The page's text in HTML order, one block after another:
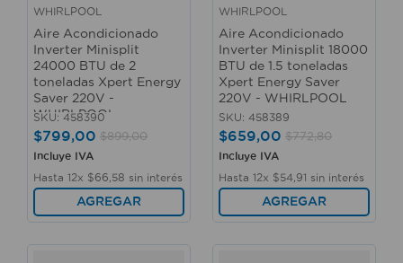
WHIRLPOOL
Aire Acondicionado
Inverter Minisplit
24000 BTU de 2
toneladas Xpert Energy
Saver 220V -
WHIRLPOOL
SKU: 458390
$799,00 $899,00
Incluye IVA
Hasta 12x $66 58 sin interés
AGREGAR
WHIRLPOOL
Aire Acondicionado
Inverter Minisplit 18000
BTU de 1.5 toneladas
Xpert Energy Saver
220V - WHIRLPOOL
SKU: 458389
$659,00 $772,80
Incluye IVA
Hasta 12x $54 91 sin interés
AGREGAR